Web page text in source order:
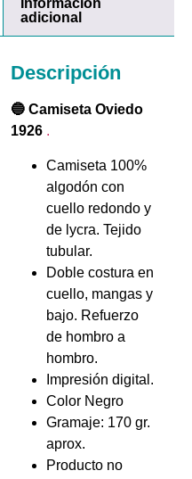
adicional
Descripción
🔵 Camiseta Oviedo
1926 .
Camiseta 100%
algodón con
cuello redondo y
de lycra. Tejido
tubular.
Doble costura en
cuello, mangas y
bajo. Refuerzo
de hombro a
hombro.
Impresión digital.
Color Negro
Gramaje: 170 gr.
aprox.
Producto no